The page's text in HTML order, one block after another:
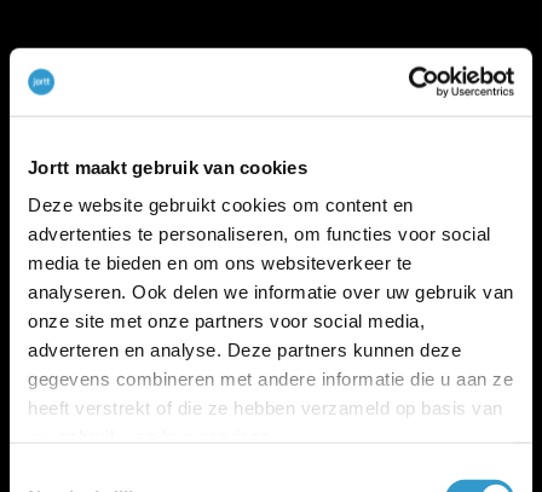
Jortt maakt gebruik van cookies
Deze website gebruikt cookies om content en
advertenties te personaliseren, om functies voor social
media te bieden en om ons websiteverkeer te
analyseren. Ook delen we informatie over uw gebruik van
onze site met onze partners voor social media,
adverteren en analyse. Deze partners kunnen deze
gegevens combineren met andere informatie die u aan ze
heeft verstrekt of die ze hebben verzameld op basis van
Changelog
Gratis cursus boekhouden
jortt is privacyvriendelijk
Algemene voorwaarden
Verwerkersovereenkomst
WWFT en SW
Cookie policy
Beveiliging en betrouwbaarheid
Salarisadministratie